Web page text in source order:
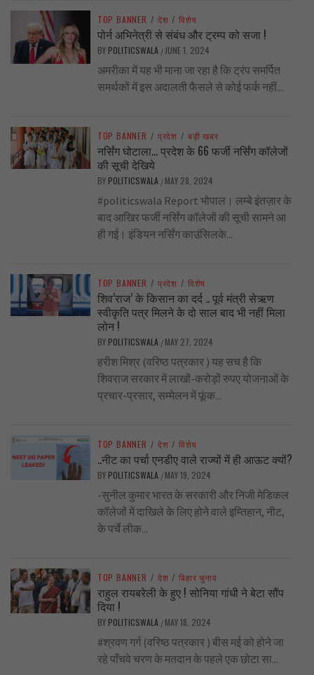
TOP BANNER / देश / विशेष
पोर्न अभिनेत्री से संबंध और ट्रम्प को सजा !
BY POLITICSWALA / JUNE 1, 2024
अमरीका में यह भी माना जा रहा है कि ट्रंप समर्पित
समर्थकों में इस अदालती फैसले से कोई फर्क नहीं...
TOP BANNER / प्रदेश / बड़ी खबर
नर्सिंग घोटाला… प्रदेश के 66 फर्जी नर्सिंग कॉलेजों
की सूची देखिये
BY POLITICSWALA / MAY 28, 2024
#politicswala Report भोपाल। लम्बे इंतज़ार के
बाद आखिर फर्जी नर्सिंग कॉलेजों की सूची सामने आ
ही गई। इंडियन नर्सिंग काउंसिलके...
TOP BANNER / प्रदेश / विशेष
शिव’राज’ के किसान का दर्द .. पूर्व मंत्री सेऋण
स्वीकृति पत्र मिलने के दो साल बाद भी नहीं मिला
लोन !
BY POLITICSWALA / MAY 27, 2024
हरीश मिश्र (वरिष्ठ पत्रकार ) यह सच है कि
शिवराज सरकार में लाखों-करोड़ों रुपए योजनाओं के
प्रचार-प्रसार, सम्मेलन में फूंक...
TOP BANNER / देश / विशेष
..नीट का पर्चा एनडीए वाले राज्यों में ही आऊट क्यों?
BY POLITICSWALA / MAY 19, 2024
-सुनील कुमार भारत के सरकारी और निजी मेडिकल
कॉलेजों में दाखिले के लिए होने वाले इम्तिहान, नीट,
के पर्चे लीक...
TOP BANNER / देश / बिहार चुनाव
राहुल रायबरेली के हुए ! सोनिया गांधी ने बेटा सौंप
दिया !
BY POLITICSWALA / MAY 18, 2024
#श्रवण गर्ग (वरिष्ठ पत्रकार ) बीस मई को होने जा
रहे पाँचवे चरण के मतदान के पहले एक छोटा सा...